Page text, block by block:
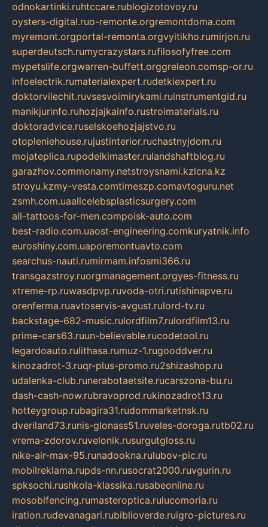
odnokartinki.ruhtccare.rublogizotovoy.ru
oysters-digital.ruo-remonte.orgremontdoma.com
myremont.orgportal-remonta.orgvyitikho.rumirjon.ru
superdeutsch.rumycrazystars.rufilosofyfree.com
mypetslife.orgwarren-buffett.orggreleon.comsp-or.ru
infoelectrik.rumaterialexpert.rudetkiexpert.ru
doktorvilechit.ruvsesvoimirykami.ruinstrumentgid.ru
manikjurinfo.ruhozjajkainfo.rustroimaterials.ru
doktoradvice.ruselskoehozjajstvo.ru
otopleniehouse.rujustinterior.ruchastnyjdom.ru
mojateplica.rupodelkimaster.rulandshaftblog.ru
garazhov.commonamy.netstroysnami.kzlcna.kz
stroyu.kzmy-vesta.comtimeszp.comavtoguru.net
zsmh.com.uaallcelebsplasticsurgery.com
all-tattoos-for-men.compoisk-auto.com
best-radio.com.uaost-engineering.comkuryatnik.info
euroshiny.com.uaporemontuavto.com
searchus-nauti.rumirmam.infosmi366.ru
transgazstroy.ruorgmanagement.orgyes-fitness.ru
xtreme-rp.ruwasdpvp.ruvoda-otri.rutishinapve.ru
orenferma.ruavtoservis-avgust.rulord-tv.ru
backstage-682-music.rulordfilm7.rulordfilm13.ru
prime-cars63.ruun-believable.rucodetool.ru
legardoauto.rulithasa.rumuz-1.rugooddver.ru
kinozadrot-3.ruqr-plus-promo.ru2shizashop.ru
udalenka-club.runerabotaetsite.rucarszona-bu.ru
dash-cash-now.rubravoprod.rukinozadrot13.ru
hotteygroup.rubagira31.rudommarketnsk.ru
dveriland73.runis-glonass51.ruveles-doroga.rutb02.ru
vrema-zdorov.ruvelonik.rusurgutgloss.ru
nike-air-max-95.runadookna.rulubov-pic.ru
mobilreklama.rupds-nn.rusocrat2000.ruvgurin.ru
spksochi.rushkola-klassika.rusabeonline.ru
mosoblfencing.rumasteroptica.rulucomoria.ru
iration.rudevanagari.rubiblioverde.ruigro-pictures.ru